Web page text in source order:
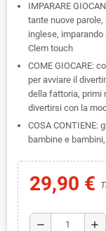
IMPARARE
tante nuove
inglese,
Clem touch
COME GIOCARE:
per avviare il
della fattoria, primi
divertirsi con la
COSA CONTIENE:
bambine e
29,90 €
remove add